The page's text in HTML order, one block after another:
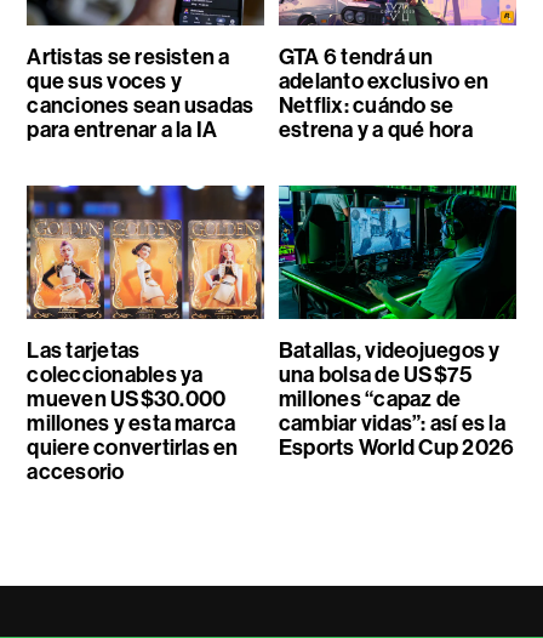
Artistas se resisten a
que sus voces y
canciones sean usadas
para entrenar a la IA
GTA 6 tendrá un
adelanto exclusivo en
Netflix: cuándo se
estrena y a qué hora
Las tarjetas
coleccionables ya
mueven US$30.000
millones y esta marca
quiere convertirlas en
accesorio
Batallas, videojuegos y
una bolsa de US$75
millones “capaz de
cambiar vidas”: así es la
Esports World Cup 2026